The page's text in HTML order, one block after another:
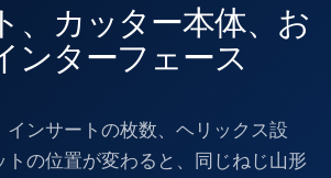
、カッター本体、お
ンターフェース
インサートの枚数、ヘリックス設
トの位置が変わると、同じねじ山形